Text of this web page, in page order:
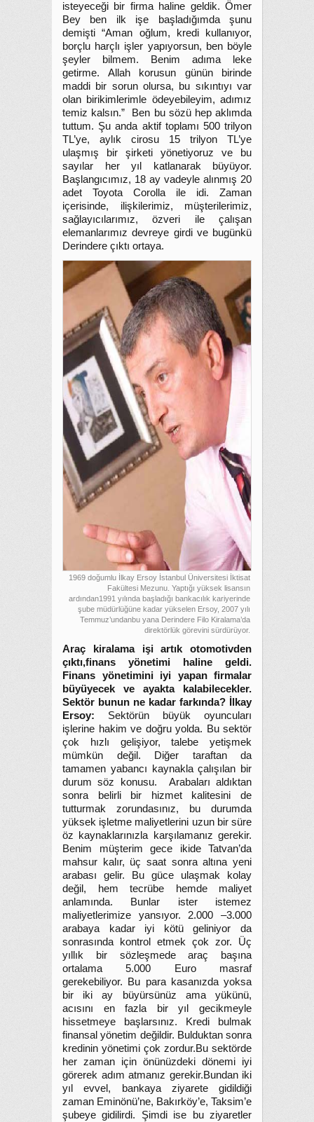
isteyeceği bir firma haline geldik. Ömer
Bey ben ilk işe başladığımda şunu
demişti “Aman oğlum, kredi kullanıyor,
borçlu harçlı işler yapıyorsun, ben böyle
şeyler bilmem. Benim adıma leke
getirme. Allah korusun günün birinde
maddi bir sorun olursa, bu sıkıntıyı var
olan birikimlerimle ödeyebileyim, adımız
temiz kalsın.” Ben bu sözü hep aklımda
tuttum. Şu anda aktif toplamı 500 trilyon
TL’ye, aylık cirosu 15 trilyon TL’ye
ulaşmış bir şirketi yönetiyoruz ve bu
sayılar her yıl katlanarak büyüyor.
Başlangıcımız, 18 ay vadeyle alınmış 20
adet Toyota Corolla ile idi. Zaman
içerisinde, ilişkilerimiz, müşterilerimiz,
sağlayıcılarımız, özveri ile çalışan
elemanlarımız devreye girdi ve bugünkü
Derindere çıktı ortaya.
1969 doğumlu İlkay Ersoy İstanbul Üniversitesi İktisat
Fakültesi Mezunu. Yaptığı yüksek lisansın
ardından1991 yılında başladığı bankacılık kariyerinde
şube müdürlüğüne kadar yükselen Ersoy, 2007 yılı
Temmuz’undanbu yana Derindere Filo Kiralama’da
direktörlük görevini sürdürüyor.
Araç kiralama işi artık otomotivden
çıktı,finans yönetimi haline geldi.
Finans yönetimini iyi yapan firmalar
büyüyecek ve ayakta kalabilecekler.
Sektör bunun ne kadar farkında?
İlkay
Ersoy: Sektörün büyük oyuncuları
işlerine hakim ve doğru yolda. Bu sektör
çok hızlı gelişiyor, talebe yetişmek
mümkün değil. Diğer taraftan da
tamamen yabancı kaynakla çalışılan bir
durum söz konusu. Arabaları aldıktan
sonra belirli bir hizmet kalitesini de
tutturmak zorundasınız, bu durumda
yüksek işletme maliyetlerini uzun bir süre
öz kaynaklarınızla karşılamanız gerekir.
Benim müşterim gece ikide Tatvan’da
mahsur kalır, üç saat sonra altına yeni
arabası gelir. Bu güce ulaşmak kolay
değil, hem tecrübe hemde maliyet
anlamında. Bunlar ister istemez
maliyetlerimize yansıyor. 2.000 –3.000
arabaya kadar iyi kötü geliniyor da
sonrasında kontrol etmek çok zor. Üç
yıllık bir sözleşmede araç başına
ortalama 5.000 Euro masraf
gerekebiliyor. Bu para kasanızda yoksa
bir iki ay büyürsünüz ama yükünü,
acısını en fazla bir yıl gecikmeyle
hissetmeye başlarsınız. Kredi bulmak
finansal yönetim değildir. Bulduktan sonra
kredinin yönetimi çok zordur.Bu sektörde
her zaman için önünüzdeki dönemi iyi
görerek adım atmanız gerekir.Bundan iki
yıl evvel, bankaya ziyarete gidildiği
zaman Eminönü’ne, Bakırköy’e, Taksim’e
şubeye gidilirdi. Şimdi ise bu ziyaretler